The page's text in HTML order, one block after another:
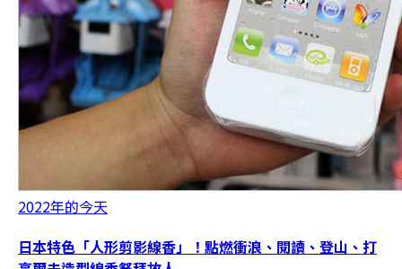
2022年的今天
日本特色「人形剪影線香」！點燃衝浪、閱讀、登山、打